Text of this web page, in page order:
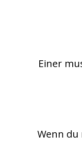
Einer
Wenn